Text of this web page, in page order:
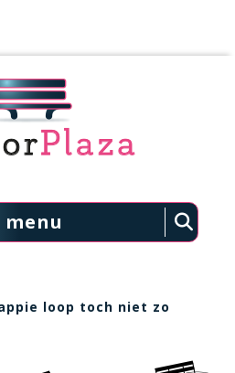
menu
loop toch niet zo